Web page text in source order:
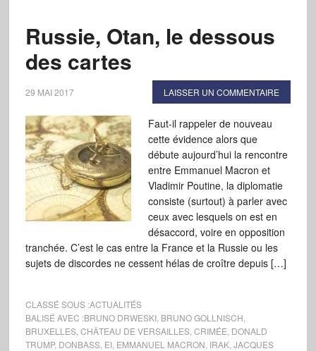
Russie, Otan, le dessous
des cartes
29 MAI 2017 LAISSER UN COMMENTAIRE
Faut-il rappeler de nouveau
cette évidence alors que
débute aujourd’hui la rencontre
entre Emmanuel Macron et
Vladimir Poutine, la diplomatie
consiste (surtout) à parler avec
ceux avec lesquels on est en
désaccord, voire en opposition
tranchée. C’est le cas entre la France et la Russie ou les
sujets de discordes ne cessent hélas de croître depuis […]
CLASSÉ SOUS :ACTUALITÉS
BALISÉ AVEC :BRUNO DRWESKI, BRUNO GOLLNISCH
BRUXELLES, CHÂTEAU DE VERSAILLES, CRIMÉE DONALD
TRUMP, DONBASS, EI, EMMANUEL MACRON IRAK, JACQUES